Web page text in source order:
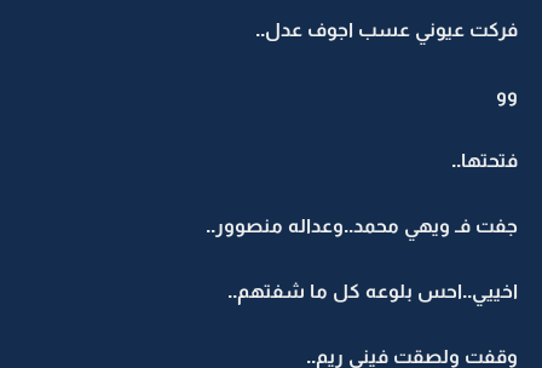
فركت عيوني عسب اجوف عدل..
وو
فتحتها..
جفت فـ ويهي محمد..وعداله منصوور..
اخييي..احس بلوعه كل ما شفتهم..
وقفت ولصقت فيني ريم..